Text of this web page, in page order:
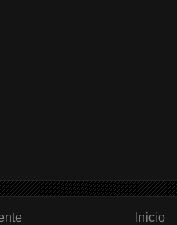
Inicio